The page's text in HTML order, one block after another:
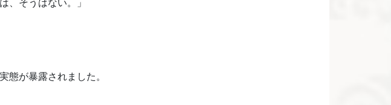
、そうはない。」
態が暴露されました。